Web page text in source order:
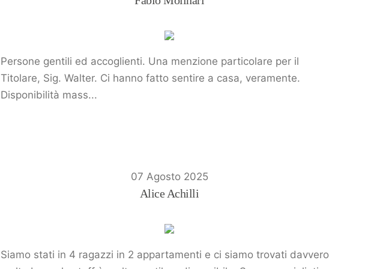
Persone gentili ed accoglienti. Una menzione particolare per il
Titolare, Sig. Walter. Ci hanno fatto sentire a casa, veramente.
Disponibilità mass...
07 Agosto 2025
Alice Achilli
Siamo stati in 4 ragazzi in 2 appartamenti e ci siamo trovati davvero